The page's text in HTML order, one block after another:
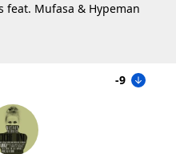
feat. Mufasa & Hypeman
-9